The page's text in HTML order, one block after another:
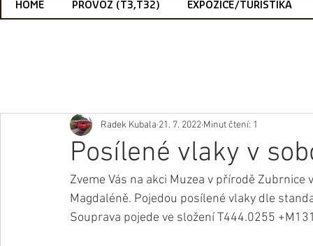
HOME PROVOZ (T3,T32) EXPOZICE/TURISTIKA
Posílené vlaky v
Radek Kubala 21. 7. 2022 Minut čtení: 1
Zveme Vás na akci Muzea v přírodě
Magdaléně. Pojedou posílené vlaky dle
Souprava pojede ve složení T444.0255